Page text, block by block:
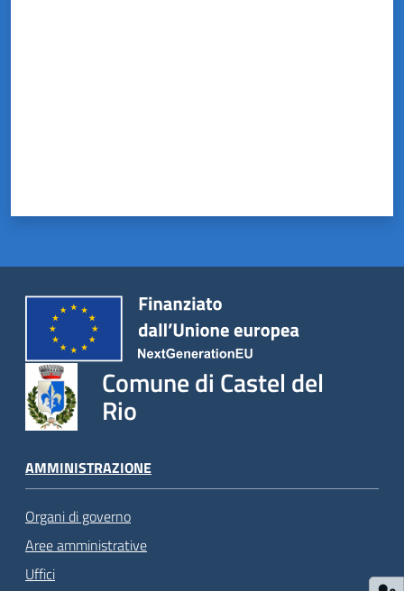
gli
Comune di Castel del
Rio
AMMINISTRAZIONE
Organi di governo
Aree amministrative
Uffici